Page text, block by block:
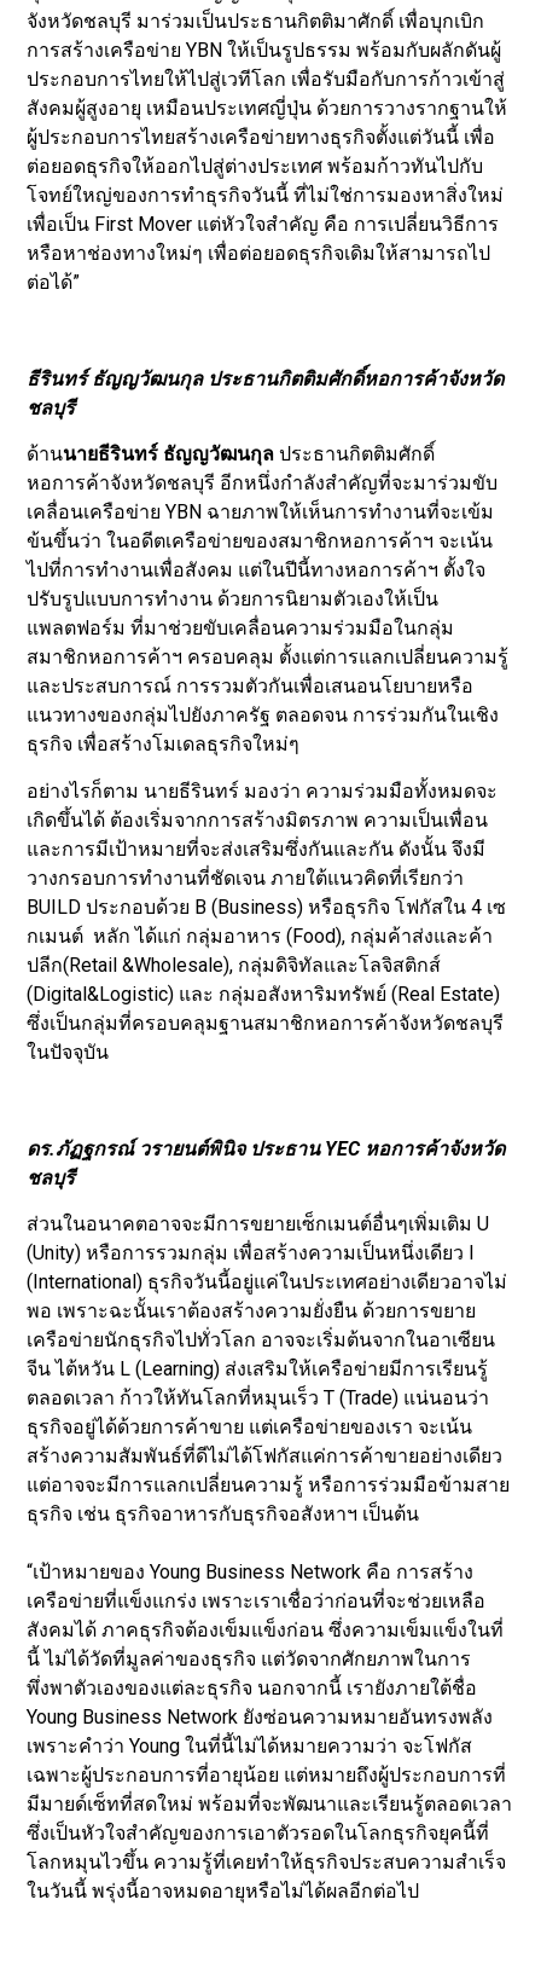
จังหวัดชลบุรี มาร่วมเป็นประธานกิตติมาศักดิ์ เพื่อบุกเบิก
การสร้างเครือข่าย YBN ให้เป็นรูปธรรม พร้อมกับผลักดันผู้
ประกอบการไทยให้ไปสู่เวทีโลก เพื่อรับมือกับการก้าวเข้าสู่
สังคมผู้สูงอายุ เหมือนประเทศญี่ปุ่น ด้วยการวางรากฐานให้
ผู้ประกอบการไทยสร้างเครือข่ายทางธุรกิจตั้งแต่วันนี้ เพื่อ
ต่อยอดธุรกิจให้ออกไปสู่ต่างประเทศ พร้อมก้าวทันไปกับ
โจทย์ใหญ่ของการทำธุรกิจวันนี้ ที่ไม่ใช่การมองหาสิ่งใหม่
เพื่อเป็น First Mover แต่หัวใจสำคัญ คือ การเปลี่ยนวิธีการ
หรือหาช่องทางใหม่ๆ เพื่อต่อยอดธุรกิจเดิมให้สามารถไป
ต่อได้”
ธีรินทร์ ธัญญวัฒนกุล ประธานกิตติมศักดิ์หอการค้าจังหวัด
ชลบุรี
ด้านนายธีรินทร์ ธัญญวัฒนกุล ประธานกิตติมศักดิ์
หอการค้าจังหวัดชลบุรี อีกหนึ่งกำลังสำคัญที่จะมาร่วมขับ
เคลื่อนเครือข่าย YBN ฉายภาพให้เห็นการทำงานที่จะเข้ม
ข้นขึ้นว่า ในอดีตเครือข่ายของสมาชิกหอการค้าฯ จะเน้น
ไปที่การทำงานเพื่อสังคม แต่ในปีนี้ทางหอการค้าฯ ตั้งใจ
ปรับรูปแบบการทำงาน ด้วยการนิยามตัวเองให้เป็น
แพลตฟอร์ม ที่มาช่วยขับเคลื่อนความร่วมมือในกลุ่ม
สมาชิกหอการค้าฯ ครอบคลุม ตั้งแต่การแลกเปลี่ยนความรู้
และประสบการณ์ การรวมตัวกันเพื่อเสนอนโยบายหรือ
แนวทางของกลุ่มไปยังภาครัฐ ตลอดจน การร่วมกันในเชิง
ธุรกิจ เพื่อสร้างโมเดลธุรกิจใหม่ๆ
อย่างไรก็ตาม นายธีรินทร์ มองว่า ความร่วมมือทั้งหมดจะ
เกิดขึ้นได้ ต้องเริ่มจากการสร้างมิตรภาพ ความเป็นเพื่อน
และการมีเป้าหมายที่จะส่งเสริมซึ่งกันและกัน ดังนั้น จึงมี
วางกรอบการทำงานที่ชัดเจน ภายใต้แนวคิดที่เรียกว่า
BUILD ประกอบด้วย B (Business) หรือธุรกิจ โฟกัสใน 4 เซ
กเมนต์ หลัก ได้แก่ กลุ่มอาหาร (Food), กลุ่มค้าส่งและค้า
ปลีก(Retail &Wholesale), กลุ่มดิจิทัลและโลจิสติกส์
(Digital&Logistic) และ กลุ่มอสังหาริมทรัพย์ (Real Estate)
ซึ่งเป็นกลุ่มที่ครอบคลุมฐานสมาชิกหอการค้าจังหวัดชลบุรี
ในปัจจุบัน
ดร.ภัฏฐกรณ์ วรายนต์พินิจ ประธาน YEC หอการค้าจังหวัด
ชลบุรี
ส่วนในอนาคตอาจจะมีการขยายเซ็กเมนต์อื่นๆเพิ่มเติม U
(Unity) หรือการรวมกลุ่ม เพื่อสร้างความเป็นหนึ่งเดียว I
(International) ธุรกิจวันนี้อยู่แค่ในประเทศอย่างเดียวอาจไม่
พอ เพราะฉะนั้นเราต้องสร้างความยั่งยืน ด้วยการขยาย
เครือข่ายนักธุรกิจไปทั่วโลก อาจจะเริ่มต้นจากในอาเซียน
จีน ไต้หวัน L (Learning) ส่งเสริมให้เครือข่ายมีการเรียนรู้
ตลอดเวลา ก้าวให้ทันโลกที่หมุนเร็ว T (Trade) แน่นอนว่า
ธุรกิจอยู่ได้ด้วยการค้าขาย แต่เครือข่ายของเรา จะเน้น
สร้างความสัมพันธ์ที่ดีไม่ได้โฟกัสแค่การค้าขายอย่างเดียว
แต่อาจจะมีการแลกเปลี่ยนความรู้ หรือการร่วมมือข้ามสาย
ธุรกิจ เช่น ธุรกิจอาหารกับธุรกิจอสังหาฯ เป็นต้น
“เป้าหมายของ Young Business Network คือ การสร้าง
เครือข่ายที่แข็งแกร่ง เพราะเราเชื่อว่าก่อนที่จะช่วยเหลือ
สังคมได้ ภาคธุรกิจต้องเข็มแข็งก่อน ซึ่งความเข็มแข็งในที่
นี้ ไม่ได้วัดที่มูลค่าของธุรกิจ แต่วัดจากศักยภาพในการ
พึ่งพาตัวเองของแต่ละธุรกิจ นอกจากนี้ เรายังภายใต้ชื่อ
Young Business Network ยังซ่อนความหมายอันทรงพลัง
เพราะคำว่า Young ในที่นี้ไม่ได้หมายความว่า จะโฟกัส
เฉพาะผู้ประกอบการที่อายุน้อย แต่หมายถึงผู้ประกอบการที่
มีมายด์เซ็ทที่สดใหม่ พร้อมที่จะพัฒนาและเรียนรู้ตลอดเวลา
ซึ่งเป็นหัวใจสำคัญของการเอาตัวรอดในโลกธุรกิจยุคนี้ที่
โลกหมุนไวขึ้น ความรู้ที่เคยทำให้ธุรกิจประสบความสำเร็จ
ในวันนี้ พรุ่งนี้อาจหมดอายุหรือไม่ได้ผลอีกต่อไป